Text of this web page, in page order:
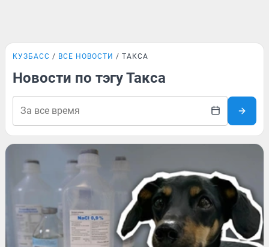
КУЗБАСС ВСЕ НОВОСТИ ТАКСА
Новости по тэгу Такса